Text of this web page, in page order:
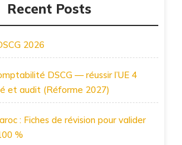
Recent Posts
2026
DSCG — réussir l’UE 4
et audit (Réforme 2027)
: Fiches de révision pour valider
%